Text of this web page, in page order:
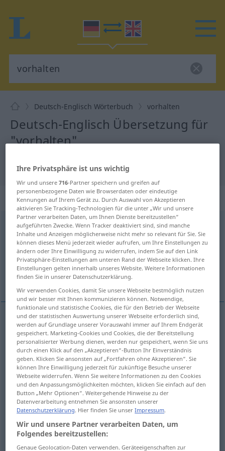
Deutsch-Englisch Wörterbuch vorhalten
Deutsch-Englisch Übersetzung für
"vorhalten"
"vorhalten" Englisch Übersetzung
„vorhalten“: transitives Verb
vorhaltenv/t <irr,trennb;-ge-;h>
Übersicht aller Übersetzungen
(Für mehr Details die Übersetzung anklicken/antippen)
keep in reserve hold in front
hold(odput)(sth)infront vorhalten Decke etc
Beispiele
jemandem einePistolevorhalten
topointarevolveratsb
Beispiele
Ihre Privatsphäre ist uns wichtig
Wir und unsere716-Partner speichern und greifen auf
personenbezogene Daten wie Browserdaten oder eindeutige
Kennungen auf Ihrem Gerät zu. Durch Auswahl von Akzeptieren
aktivieren Sie Tracking-Technologien für die unter „Wir und unsere
Partner verarbeiten Daten, um Ihnen Dienste bereitzustellen“
aufgeführten Zwecke. Wenn Tracker deaktiviert sind, sind manche
Inhalte und Anzeigen möglicherweise nicht mehr so relevant für Sie. Sie
können dieses Menü jederzeit wieder aufrufen, um Ihre Einstellungen zu
ändern oder Ihre Einwilligung zu widerrufen, indem Sie auf den Link
Privatsphäre-Einstellungen am unteren Rand der Webseite klicken. Ihre
Einstellungen gelten innerhalb unseres Website. Weitere Informationen
finden Sie in unserer Datenschutzerklärung.
Wir verwenden Cookies, damit Sie unsere Webseite bestmöglich nutzen
und wir besser mit Ihnen kommunizieren können. Notwendige,
funktionale und statistische Cookies, die für den Betrieb der Webseite
und der statistischen Auswertung unserer Webseite erforderlich sind,
werden auf Grundlage unserer Vorauswahl immer auf Ihrem Endgerät
gespeichert. Marketing-Cookies und Cookies, die der Bereitstellung
personalisierter Werbung dienen, werden nur gespeichert, wenn Sie uns
durch einen Klick auf den „Akzeptieren“-Button Ihr Einverständnis
geben. Klicken Sie ansonsten auf „Fortfahren ohne Akzeptieren“. Sie
können Ihre Einwilligung jederzeit für zukünftige Besuche unserer
Webseite widerrufen. Wenn Sie weitere Informationen zu den Cookies
und den Anpassungsmöglichkeiten möchten, klicken Sie einfach auf den
Button „Mehr Optionen“. Weitergehende Hinweise zu der
Datenverarbeitung entnehmen Sie ansonsten unserer
Datenschutzerklärung. Hier finden Sie unserImpressum.
Wir und unsere Partner verarbeiten Daten, um
Folgendes bereitzustellen:
Genaue Geolocation-Daten verwenden. Geräteeigenschaften zur